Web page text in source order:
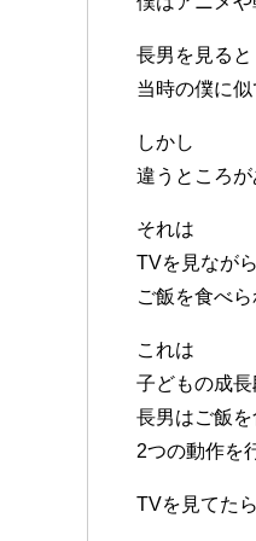
長男を見ると
当時の僕に
しかし
違うところが
それは
TVを見なが
ご飯を食べ
これは
子どもの成
長男はご飯
2つの動作を
TVを見てた